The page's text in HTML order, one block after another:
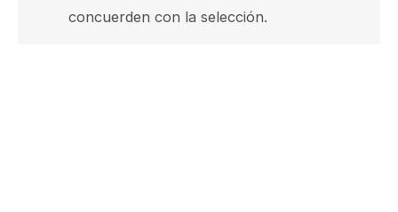
concuerden con la selección.